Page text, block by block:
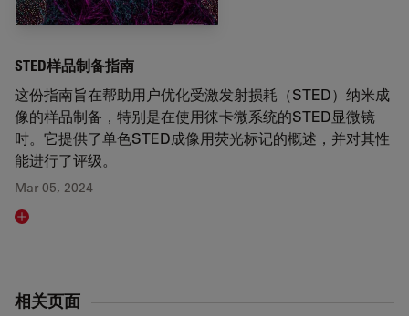
STED样品制备指南
这份指南旨在帮助用户优化受激发射损耗（STED）纳米成
像的样品制备，特别是在使用徕卡微系统的STED显微镜
时。它提供了单色STED成像用荧光标记的概述，并对其性
能进行了评级。
Mar 05, 2024
Read article
相关页面